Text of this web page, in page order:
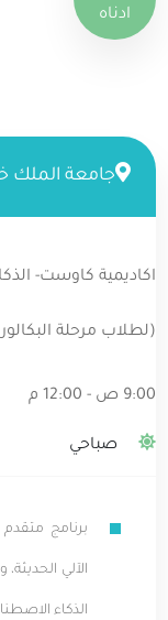
ادناه
جامعة الملك
اكاديمية كاوست-
(لطلاب مرحلة
9:00 ص - 12:00 م
صباحي
برنامج
الآلي
الذكاء الاصطناعي. بدأ